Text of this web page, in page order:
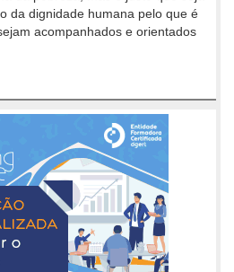
da dignidade humana pelo que é
acompanhados e orientados